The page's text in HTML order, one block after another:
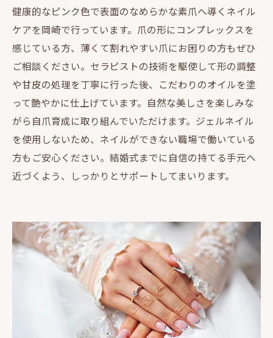
健康的なピンク色で表面のなめらかな素爪へ導くネイル
ケアを岡崎で行っています。爪の形にコンプレックスを
感じている方、薄くて割れやすい爪にお困りの方もぜひ
ご相談ください。セラピストの技術を駆使して形の調整
や甘皮の処理を丁寧に行った後、こだわりのオイルを塗
って艶やかに仕上げています。自然な美しさを楽しみな
がら自爪育成に取り組んでいただけます。ジェルネイル
を使用しないため、ネイルができない職場で働いている
方もご安心ください。結婚式までに自信の持てる手元へ
近づくよう、しっかりとサポートしてまいります。